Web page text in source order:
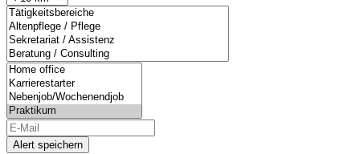
Alert speichern